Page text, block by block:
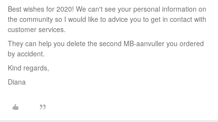
Best wishes for 2020! We can't see your personal information on
the community so I would like to advice you to get in contact with
customer services.
They can help you delete the second MB-aanvuller you ordered
by accident.
Kind regards,
Diana